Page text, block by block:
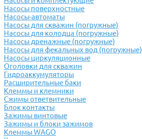
Насосы поверхностные
Насосы-автоматы
Насосы для скважин (погружные)
Насосы для колодца (погружные)
Насосы дренажные (погружные)
Насосы для фекальных вод (погружные)
Насосы циркуляционные
Оголовки для скважин
Гидроаккумуляторы
Расширительные баки
Клеммы и клемники
Cжимы ответвительные
Блок контакты
Зажимы винтовые
Зажимы и блоки зажимов
Клеммы WAGO